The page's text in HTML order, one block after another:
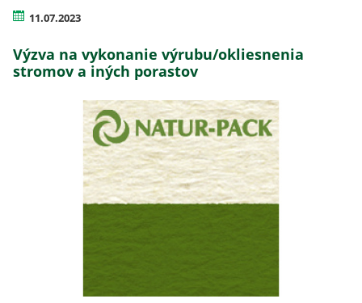
11.07.2023
Výzva na vykonanie výrubu/okliesnenia
stromov a iných porastov